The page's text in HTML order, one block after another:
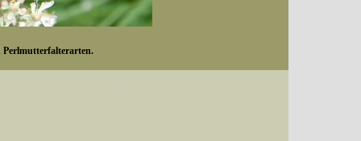
Perlmutterfalterarten.